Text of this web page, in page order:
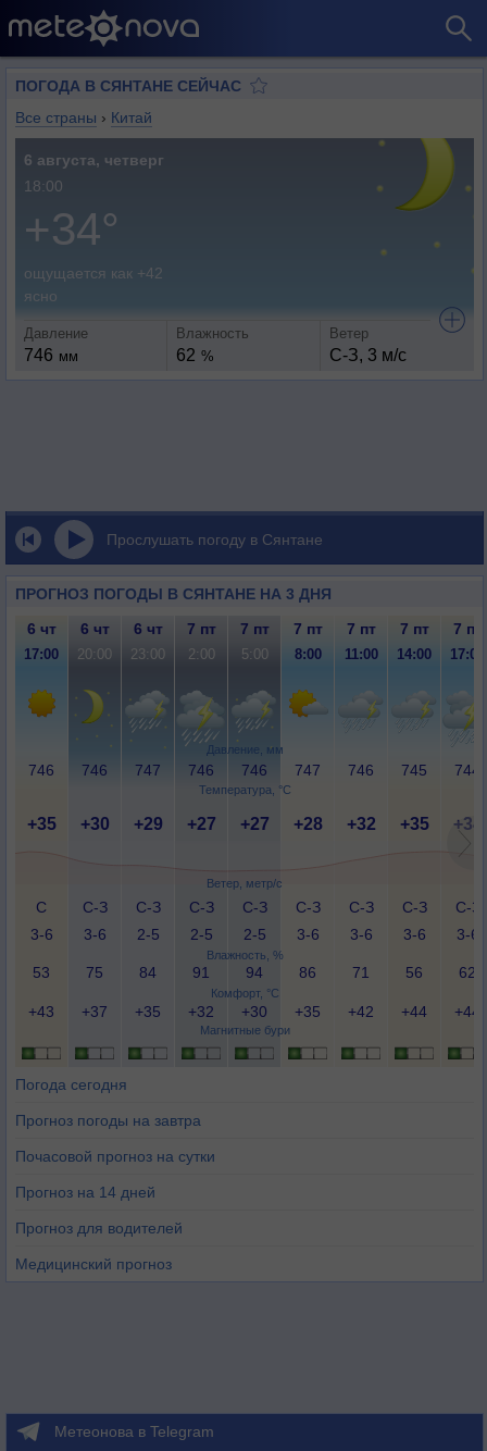
ПОГОДА В СЯНТАНЕ СЕЙЧАС
Все страны › Китай
6 августа, четверг
18:00
+34°
ощущается как +42
ясно
Давление
746 мм
Влажность
62 %
Ветер
С-З, 3 м/с
Прослушать погоду в Сянтане
ПРОГНОЗ ПОГОДЫ В СЯНТАНЕ НА 3 ДНЯ
Давление, мм
Температура, °C
Ветер, метр/с
Влажность, %
Комфорт, °C
Магнитные бури
6 чт 6 чт 6 чт 7 пт 7 пт 7 пт 7 пт 7 пт 7 пт
17:00 20:00 23:00 2:00 5:00 8:00 11:00 14:00 17:00
746 746 747 746 746 747 746 745 744
+35 +30 +29 +27 +27 +28 +32 +35 +34
С
3-6
С-З
3-6
С-З
2-5
С-З
2-5
С-З
2-5
С-З
3-6
С-З
3-6
С-З
3-6
С-З
3-6
53 75 84 91 94 86 71 56 62
+43 +37 +35 +32 +30 +35 +42 +44 +44
Погода сегодня
Прогноз погоды на завтра
Почасовой прогноз на сутки
Прогноз на 14 дней
Прогноз для водителей
Медицинский прогноз
Метеонова в Telegram